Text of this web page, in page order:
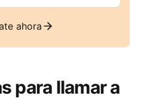
ahora
para llamar a